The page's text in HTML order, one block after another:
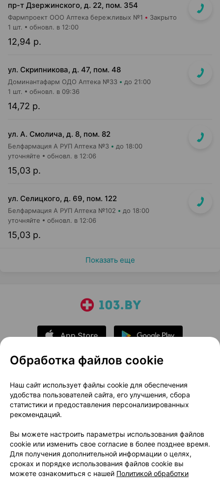
пр-т Дзержинского, д. 22, пом. 354
Фармпроект ООО Аптека бережливых №1 Закрыто
12,94 р.
1 шт. обновл. в 12:00
ул. Скрипникова, д. 47, пом. 48
Доминантафарм ОДО Аптека №33 до 21:00
14,72 р.
1 шт. обновл. в 09:36
ул. А. Смолича, д. 8, пом. 82
Белфармация А РУП Аптека №3 до 18:00
15,03 р.
уточняйте обновл. в 12:06
ул. Селицкого, д. 69, пом. 122
Белфармация А РУП Аптека №102 до 18:00
15,03 р.
уточняйте обновл. в 12:06
Показать еще
О проекте
Новости проекта
Размещение рекламы
Медицинский маркетинг
Публичный договор
Доставка
Способы оплаты
Вакансии
Партнеры
Написать руководителю 103.by
Написать в поддержку
Обработка файлов cookie
Наш сайт использует файлы cookie для обеспечения
удобства пользователей сайта, его улучшения, сбора
статистики и предоставления персонализированных
рекомендаций.
Вы можете настроить параметры использования файлов
cookie или изменить свое согласие в более позднее время.
Для получения дополнительной информации о целях,
сроках и порядке использования файлов cookie вы
можете ознакомиться с нашей Политикой обработки